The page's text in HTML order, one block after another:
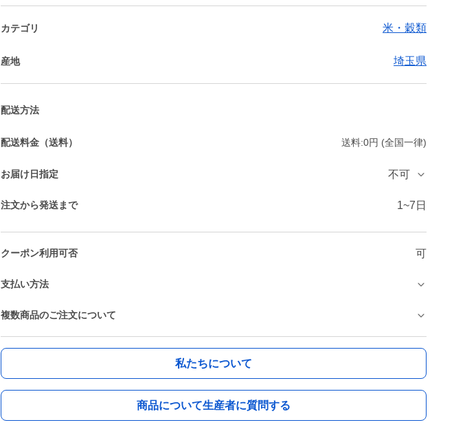
カテゴリ 米・穀類
産地 埼玉県
配送方法
配送料金（送料） 送料:0円 (全国一律)
お届け日指定 不可
注文から発送まで 1~7日
クーポン利用可否 可
支払い方法
複数商品のご注文について
私たちについて
商品について生産者に質問する